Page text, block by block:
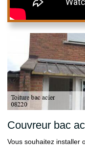
Couvreur bac
Vous souhaitez installer